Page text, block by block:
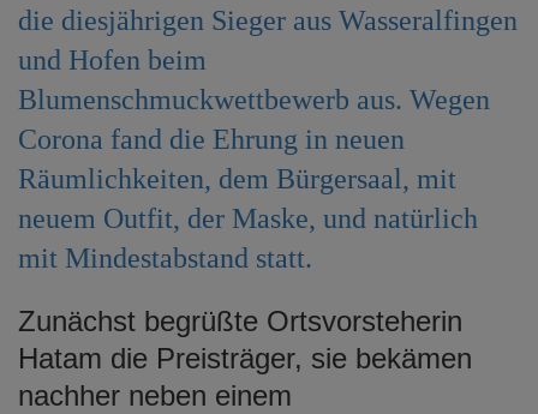
die diesjährigen Sieger aus Wasseralfingen
und Hofen beim
Blumenschmuckwettbewerb aus. Wegen
Corona fand die Ehrung in neuen
Räumlichkeiten, dem Bürgersaal, mit
neuem Outfit, der Maske, und natürlich
mit Mindestabstand statt.
Zunächst begrüßte Ortsvorsteherin
Hatam die Preisträger, sie bekämen
nachher neben einem